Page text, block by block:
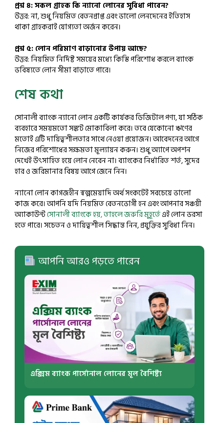
প্রশ্ন ৪: সকল গ্রাহক কি ন্যানো লোনের সুবিধা পাবেন?
উত্তর: না, শুধু নিয়মিত বেতনপ্রাপ্ত এবং ভালো লেনদেনের ইতিহাস
থাকা গ্রাহকরাই যোগ্যতা অর্জন করেন।
প্রশ্ন ৫: লোন পরিমাণ বাড়ানোর উপায় আছে?
উত্তর: নিয়মিত নির্দিষ্ট সময়ের মধ্যে কিস্তি পরিশোধ করলে ব্যাংক
ভবিষ্যতে লোন সীমা বাড়াতে পারে।
শেষ কথা
সোনালী ব্যাংক ন্যানো লোন একটি কার্যকর ডিজিটাল পণ্য, যা সঠিক
ব্যবহারে সময়মতো সঙ্কট মোকাবিলা করে। তবে যেকোনো ঋণের
মতোই এটি দায়িত্বশীলতার সাথে নেওয়া প্রয়োজন। আবেদনের আগে
নিজের পরিশোধের সক্ষমতা মূল্যায়ন করুন। শুধু অ্যাপে অপশন
দেখেই উৎসাহিত হয়ে লোন নেবেন না। ব্যাংকের নির্ধারিত শর্ত, সুদের
হার ও জরিমানার বিষয় আগে জেনে নিন।
ন্যানো লোন কাগজহীন স্বল্পমেয়াদি অর্থ সংকটেই সবচেয়ে ভালো
কাজ করে। আপনি যদি নিয়মিত বেতনভোগী হন এবং আপনার সঞ্চয়ী
অ্যাকাউন্টসোনালী ব্যাংকে হয়,তাহলে জরুরি মুহূর্তেএই লোন ভরসা
হতে পারে। সচেতন ও দায়িত্বশীল সিদ্ধান্ত নিন, প্রযুক্তির সুবিধা নিন।
আপনি আরও পড়তে পারেন
এক্সিম ব্যাংক পার্সোনাল লোনের মূল বৈশিষ্ট্য